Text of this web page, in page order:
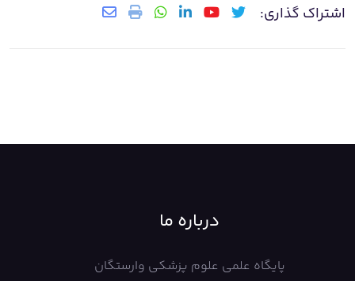
اشتراک گذاری:
درباره ما
پایگاه علمی علوم پزشکی وارستگان